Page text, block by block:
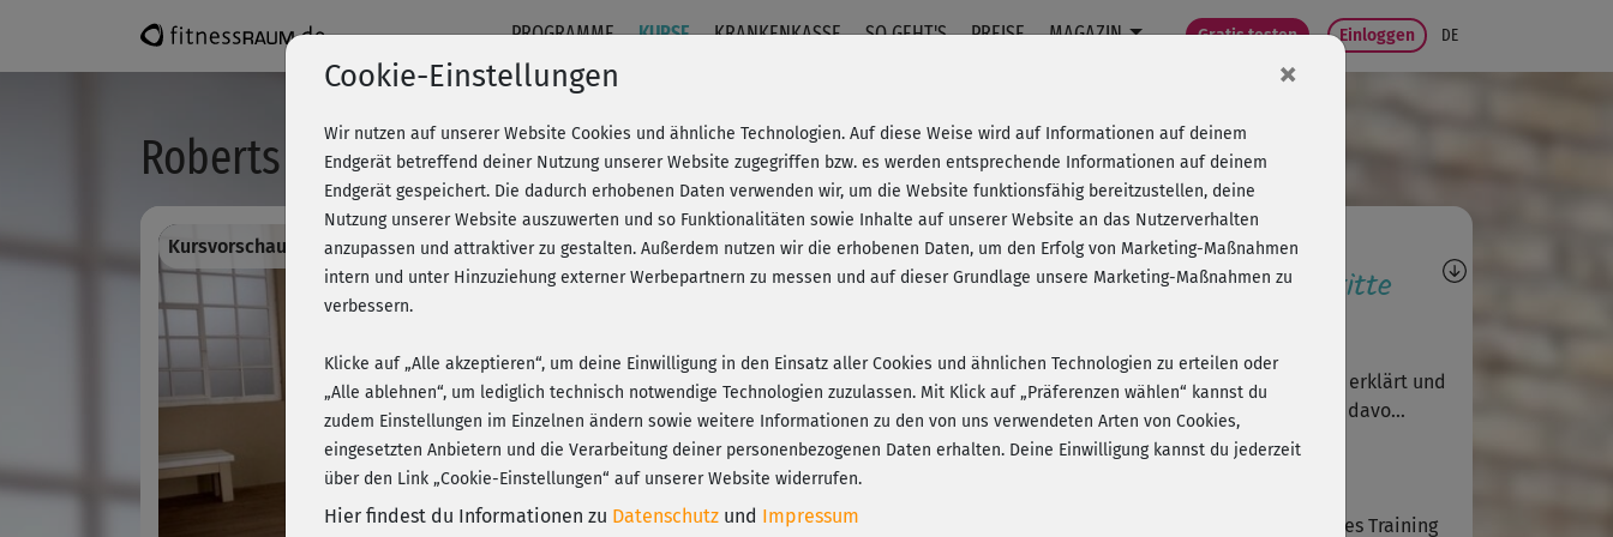
PROGRAMME KURSE KRANKENKASSE SO GEHT'S PREISE MAGAZIN Gratis testen Einloggen DE
Roberts Muskeltraining - komplett
Play
Kursvorschau - Anmelden und alles trainieren! 20% Rabatt + Wunsch-Goodie Fragen, Antworten,
Bewertungen, Fortschritte
Tolles kurzweiliges Training. Super erklärt und
sympathischer Trainer. Bitte mehr davo...
Ich komme immer wieder auf dieses Training
Cookie-Einstellungen ×
Wir nutzen auf unserer Website Cookies und ähnliche Technologien. Auf diese Weise wird auf Informationen auf deinem
Endgerät betreffend deiner Nutzung unserer Website zugegriffen bzw. es werden entsprechende Informationen auf deinem
Endgerät gespeichert. Die dadurch erhobenen Daten verwenden wir, um die Website funktionsfähig bereitzustellen, deine
Nutzung unserer Website auszuwerten und so Funktionalitäten sowie Inhalte auf unserer Website an das Nutzerverhalten
anzupassen und attraktiver zu gestalten. Außerdem nutzen wir die erhobenen Daten, um den Erfolg von Marketing-Maßnahmen
intern und unter Hinzuziehung externer Werbepartnern zu messen und auf dieser Grundlage unsere Marketing-Maßnahmen zu
verbessern.
Klicke auf „Alle akzeptieren“, um deine Einwilligung in den Einsatz aller Cookies und ähnlichen Technologien zu erteilen oder
„Alle ablehnen“, um lediglich technisch notwendige Technologien zuzulassen. Mit Klick auf „Präferenzen wählen“ kannst du
zudem Einstellungen im Einzelnen ändern sowie weitere Informationen zu den von uns verwendeten Arten von Cookies,
eingesetzten Anbietern und die Verarbeitung deiner personenbezogenen Daten erhalten. Deine Einwilligung kannst du jederzeit
über den Link „Cookie-Einstellungen“ auf unserer Website widerrufen.
Hier findest du Informationen zu Datenschutz und Impressum